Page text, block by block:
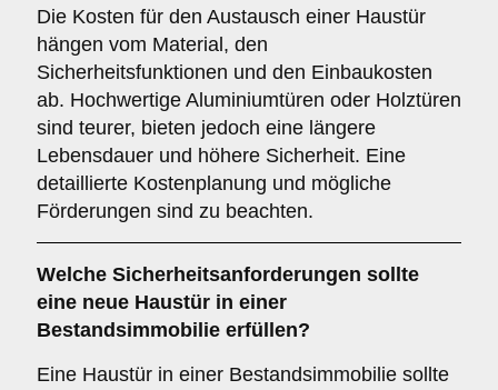
Die Kosten für den Austausch einer Haustür
hängen vom Material, den
Sicherheitsfunktionen und den Einbaukosten
ab. Hochwertige Aluminiumtüren oder Holztüren
sind teurer, bieten jedoch eine längere
Lebensdauer und höhere Sicherheit. Eine
detaillierte Kostenplanung und mögliche
Förderungen sind zu beachten.
Welche Sicherheitsanforderungen sollte
eine neue Haustür in einer
Bestandsimmobilie erfüllen?
Eine Haustür in einer Bestandsimmobilie sollte